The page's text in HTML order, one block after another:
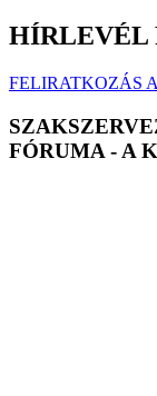
HÍRLEVÉL
FELIRATKOZÁS
FÓRUMA - A